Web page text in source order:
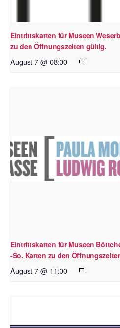
Eintrittskarten für Museen
zu den Öffnungszeiten gültig.
August 7 @ 08:00
Eintrittskarten für Museen
-So. Karten zu den
August 7 @ 11:00